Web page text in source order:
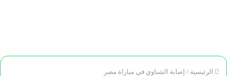
الرئيسية / إصابة الشناوي في مباراة مصر